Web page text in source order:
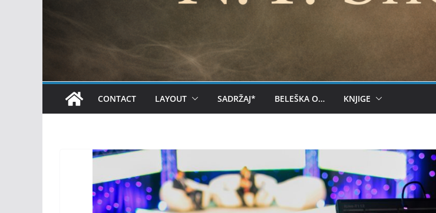
CONTACT LAYOUT SADRŽAJ* BELEŠKA O… KNJIGE